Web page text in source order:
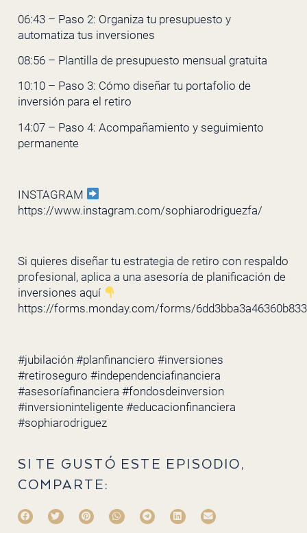
06:43 – Paso 2: Organiza tu presupuesto y
automatiza tus inversiones
08:56 – Plantilla de presupuesto mensual gratuita
10:10 – Paso 3: Cómo diseñar tu portafolio de
inversión para el retiro
14:07 – Paso 4: Acompañamiento y seguimiento
permanente
INSTAGRAM
https://www.instagram.com/sophiarodriguezfa/
Si quieres diseñar tu estrategia de retiro con respaldo
profesional, aplica a una asesoría de planificación de
inversiones aquí
https://forms.monday.com/forms/
#jubilación #planfinanciero #inversiones
#retiroseguro #independenciafinanciera
#asesoríafinanciera #fondosdeinversion
#inversioninteligente #educacionfinanciera
#sophiarodriguez
SI TE GUSTÓ ESTE EPISODIO,
COMPARTE: